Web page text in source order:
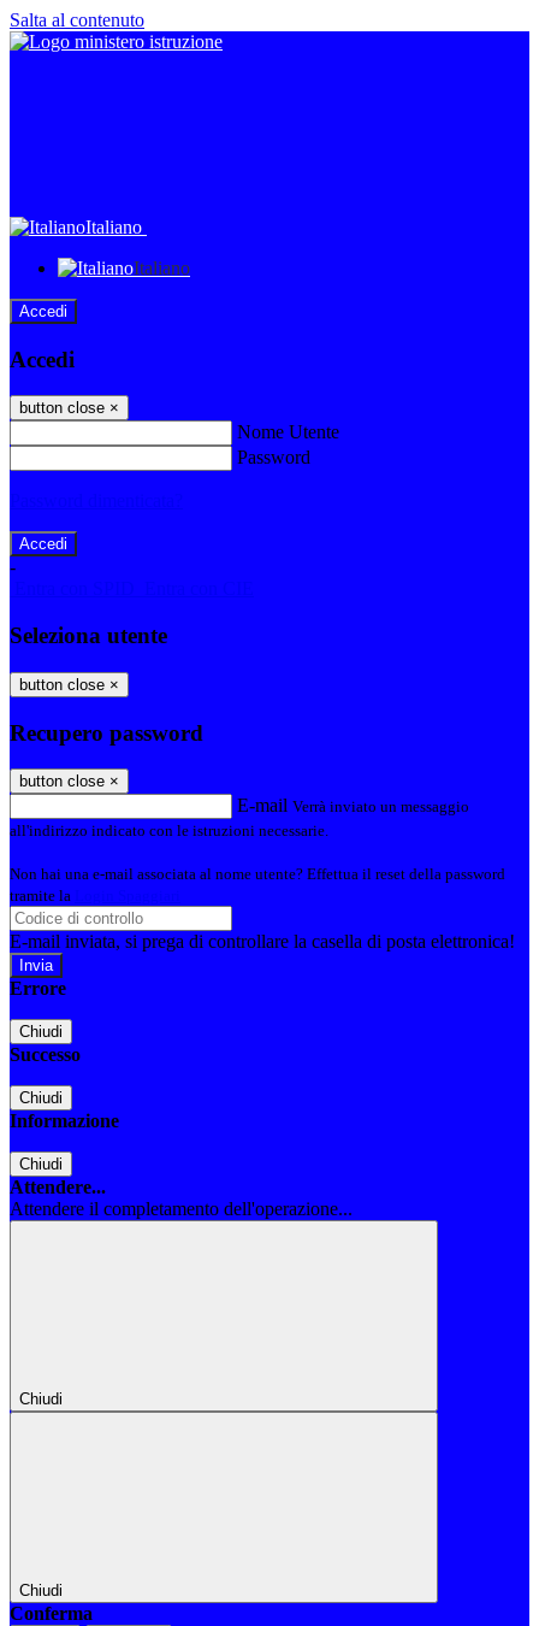
Salta al contenuto
Italiano
Italiano
Accedi
Accedi
button close ×
Nome Utente
Password
-
Seleziona utente
button close ×
Recupero password
button close ×
E-mail Verrà inviato un messaggio
all'indirizzo indicato con le istruzioni necessarie.
Non hai una e-mail associata al nome utente? Effettua il reset della password
tramite la
E-mail inviata, si prega di controllare la casella di posta elettronica!
Errore
Chiudi
Successo
Chiudi
Informazione
Chiudi
Attendere...
Attendere il completamento dell'operazione...
Chiudi
Chiudi
Conferma